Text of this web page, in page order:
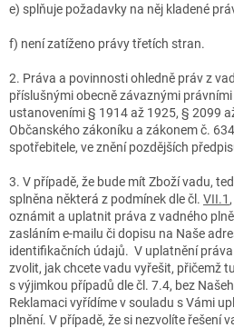
e) splňuje požadavky na něj kladené
f) není zatíženo právy třetích stran.
2. Práva a povinnosti ohledně práv z
příslušnými obecně závaznými
ustanoveními § 1914 až 1925, § 2099
Občanského zákoníku a zákonem č.
spotřebitele, ve znění pozdějších
3. V případě, že bude mít Zboží vadu,
splněna některá z podmínek dle čl. VII.1
oznámit a uplatnit práva z vadného
zasláním e-mailu či dopisu na Naše
identifikačních údajů. V uplatnění
zvolit, jak chcete vadu vyřešit, přičemž
s výjimkou případů dle čl. 7.4, bez
Reklamaci vyřídíme v souladu s Vámi
plnění. V případě, že si nezvolíte řešení